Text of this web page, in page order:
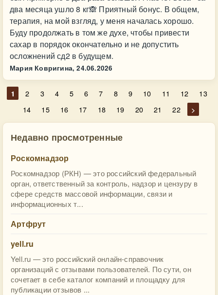
два месяца ушло 8 кг🙈 Приятный бонус. В общем,
терапия, на мой взгляд, у меня началась хорошо.
Буду продолжать в том же духе, чтобы привести
сахар в порядок окончательно и не допустить
осложнений сд2 в будущем.
Мария Ковригина, 24.06.2026
1 2 3 4 5 6 7 8 9 10 11 12
13
14
15 16 17 18 19 20 21 22 >
Недавно просмотренные
Роскомнадзор
Роскомнадзор (РКН) — это российский федеральный
орган, ответственный за контроль, надзор и цензуру в
сфере средств массовой информации, связи и
информационных т...
Артфрут
yell.ru
Yell.ru — это российский онлайн-справочник
организаций с отзывами пользователей. По сути, он
сочетает в себе каталог компаний и площадку для
публикации отзывов ...